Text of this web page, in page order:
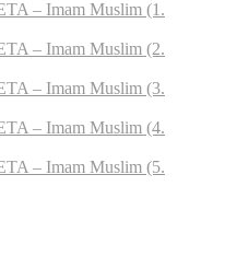
– Imam Muslim (1.
– Imam Muslim (2.
– Imam Muslim (3.
– Imam Muslim (4.
– Imam Muslim (5.